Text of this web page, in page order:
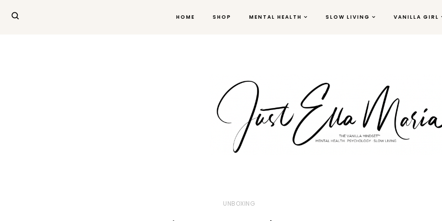
HOME SHOP MENTAL HEALTH SLOW LIVING VANILLA GIRL
UNBOXING